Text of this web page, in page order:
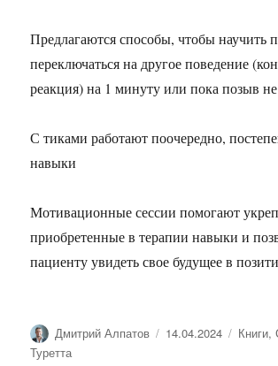
Предлагаются способы, чтобы научить
переключаться на другое поведение
реакция) на 1 минуту или пока позыв
С тиками работают поочередно,
навыки
Мотивационные сессии помогают
приобретенные в терапии навыки и
пациенту увидеть свое будущее в
Автор
Дмитрий Алпатов Опубликовано
14.04.2024 Книги,
Туретта